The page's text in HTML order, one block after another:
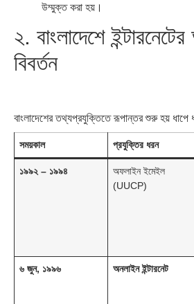
উম্মুক্ত করা হয়।
২. বাংলাদেশে
বিবর্তন
বাংলাদেশের তথ্যপ্রযুক্তিতে রূপান্তর শুরু হয় ধাপে
সময়কাল প্রযুক্তির ধরন
১৯৯২ – ১৯৯৪
অফলাইন ইমেইল
(UUCP)
৬ জুন, ১৯৯৬ অনলাইন ইন্টারনেট